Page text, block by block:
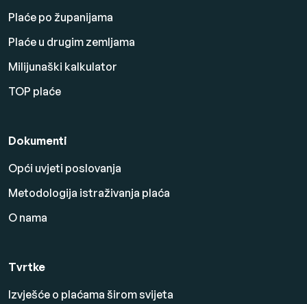
Plaće po županijama
Plaće u drugim zemljama
Milijunaški kalkulator
TOP plaće
Dokumenti
Opći uvjeti poslovanja
Metodologija istraživanja plaća
O nama
Tvrtke
Izvješće o plaćama širom svijeta